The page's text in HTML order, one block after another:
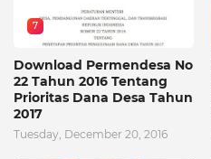
7
Download Permendesa No
22 Tahun 2016 Tentang
Prioritas Dana Desa Tahun
2017
Tuesday, December 20, 2016